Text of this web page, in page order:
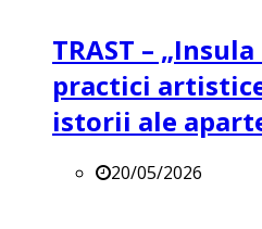
TRAST –
practici
istorii ale
20/05/2026